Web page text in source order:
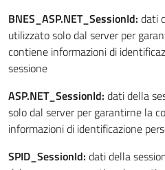
BNES_ASP.NET_SessionId: dati
utilizzato solo dal server per
contiene informazioni di
sessione
ASP.NET_SessionId: dati della
solo dal server per garantirne la
informazioni di identificazione
SPID_SessionId: dati della